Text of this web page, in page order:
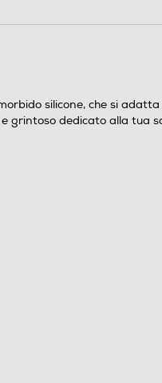
silicone, che si
grintoso dedicato alla tua